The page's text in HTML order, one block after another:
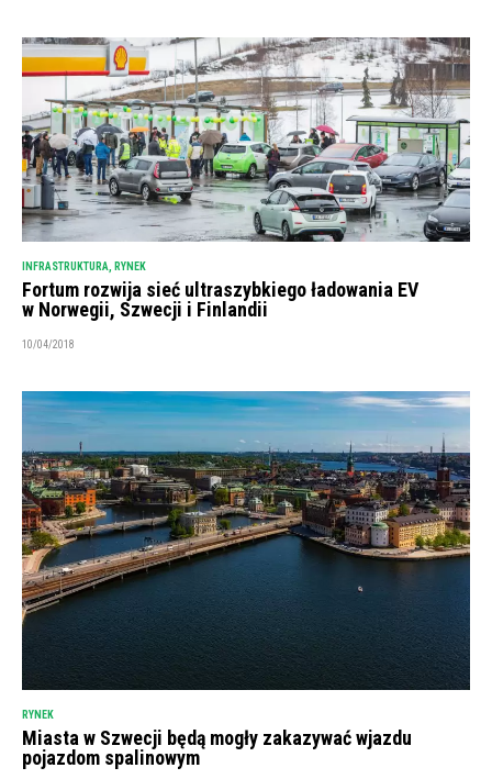
INFRASTRUKTURA RYNEK
Fortum rozwija sieć ultraszybkiego ładowania EV
w Norwegii, Szwecji i Finlandii
10/04/2018
RYNEK
Miasta w Szwecji będą mogły zakazywać wjazdu
pojazdom spalinowym